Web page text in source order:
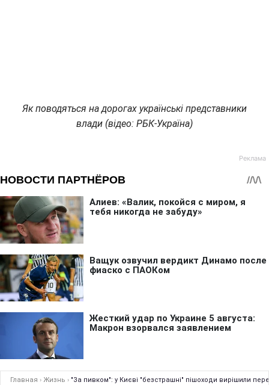
Як поводяться на дорогах українські представники
влади (відео: РБК-Україна)
Главная › Жизнь › "За пивком": у Києві "безстрашні" пішоходи вирішили